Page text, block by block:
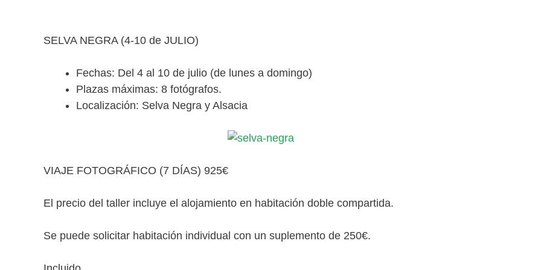
SELVA NEGRA (4-10 de JULIO)
Fechas: Del 4 al 10 de julio (de lunes a domingo)
Plazas máximas: 8 fotógrafos.
Localización: Selva Negra y Alsacia
VIAJE FOTOGRÁFICO (7 DÍAS) 925€
El precio del taller incluye el alojamiento en habitación doble compartida.
Se puede solicitar habitación individual con un suplemento de 250€.